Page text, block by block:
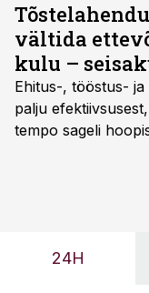
vältida
kulu –
Ehitus-, tööstus-
palju
tempo sageli
24H